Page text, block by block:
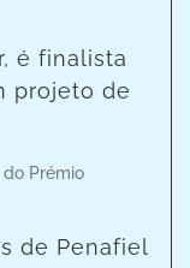
é finalista
projeto de
do Prémio
de Penafiel